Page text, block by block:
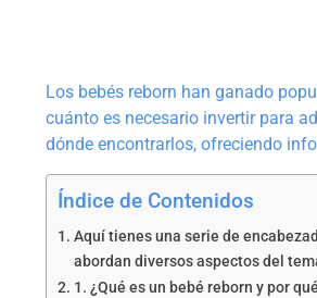
Los bebés reborn han ganado
cuánto es necesario invertir para
dónde encontrarlos, ofreciendo
Índice de Contenidos
Aquí tienes una serie de
abordan diversos aspectos del
1. ¿Qué es un bebé reborn y por